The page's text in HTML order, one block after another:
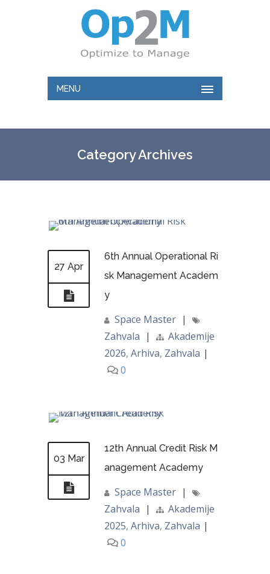
MENU
Category Archives
27 Apr
6th Annual Operational Ri
sk Management Academ
y
Space Master |
Zahvala |
Akademije
2026, Arhiva, Zahvala |
0
03 Mar
12th Annual Credit Risk M
anagement Academy
Space Master |
Zahvala |
Akademije
2025, Arhiva, Zahvala |
0